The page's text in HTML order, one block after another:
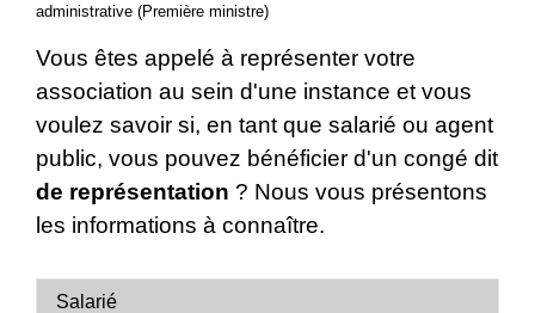
administrative (Première ministre)
Vous êtes appelé à représenter votre
association au sein d'une instance et vous
voulez savoir si, en tant que salarié ou agent
public, vous pouvez bénéficier d'un congé dit
de représentation ? Nous vous présentons
les informations à connaître.
Salarié